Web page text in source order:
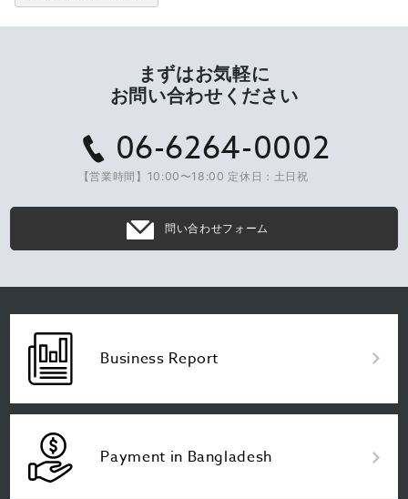
まずはお気軽に
お問い合わせください
06-6264-0002
【営業時間】10:00〜18:00 定休日：土日祝
問い合わせフォーム
Business Report
Payment in Bangladesh